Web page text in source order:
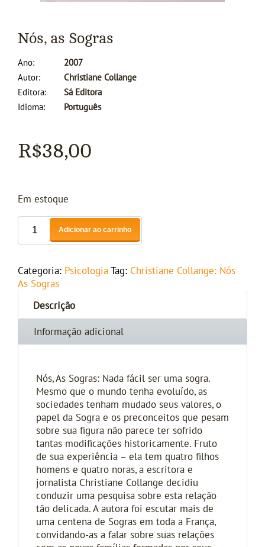
Nós, as Sogras
Ano
2007
Autor
Christiane Collange
Editora
Sá Editora
Idioma
Português
R$38,00
Em estoque
Adicionar ao carrinho
Categoria: Psicologia Tag: Christiane Collange: Nós
As Sogras
Descrição
Informação adicional
Nós, As Sogras: Nada fácil ser uma sogra.
Mesmo que o mundo tenha evoluído, as
sociedades tenham mudado seus valores, o
papel da Sogra e os preconceitos que pesam
sobre sua figura não parece ter sofrido
tantas modificações historicamente. Fruto
de sua experiência – ela tem quatro filhos
homens e quatro noras, a escritora e
jornalista Christiane Collange decidiu
conduzir uma pesquisa sobre esta relação
tão delicada. A autora foi escutar mais de
uma centena de Sogras em toda a França,
convidando-as a falar sobre suas relações